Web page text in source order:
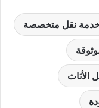
نقل متخصصة
الأثاث